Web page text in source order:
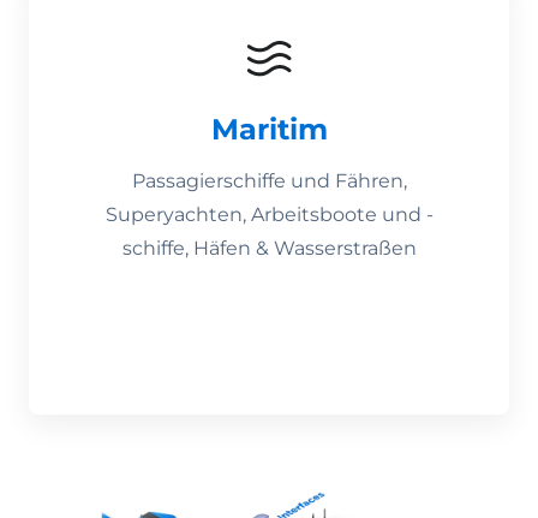
Maritim
Passagierschiffe und Fähren,
Superyachten, Arbeitsboote und -
schiffe, Häfen & Wasserstraßen